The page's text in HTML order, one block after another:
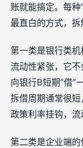
账就能搞定。每
最直白的方式，拆
第一类是银行类
流动性紧张，它
向银行B短期“借”
拆借周期通常很
政策利率挂钩，流
第二类是企业端的